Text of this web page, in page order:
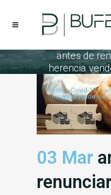
antes de
herencia
Inicio>Covid-19 >
herencia vende los
03 Mar